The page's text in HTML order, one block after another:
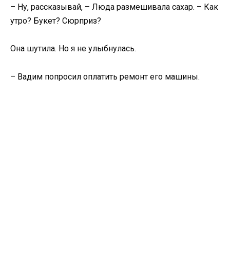
– Ну, рассказывай, – Люда размешивала сахар. – Как
утро? Букет? Сюрприз?
Она шутила. Но я не улыбнулась.
– Вадим попросил оплатить ремонт его машины.